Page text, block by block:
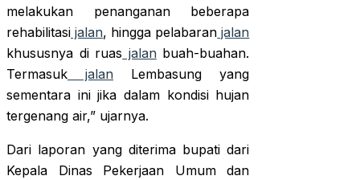
melakukan penanganan beberapa
rehabilitasi jalan, hingga pelabaran jalan
khususnya di ruas jalanbuah-buahan.
Termasuk jalan Lembasung yang
sementara ini jika dalam kondisi hujan
tergenang air,” ujarnya.
Dari laporan yang diterima bupati dari
Kepala Dinas Pekerjaan Umum dan